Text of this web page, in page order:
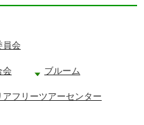
員会
会 ブルーム
フリーツアーセンター